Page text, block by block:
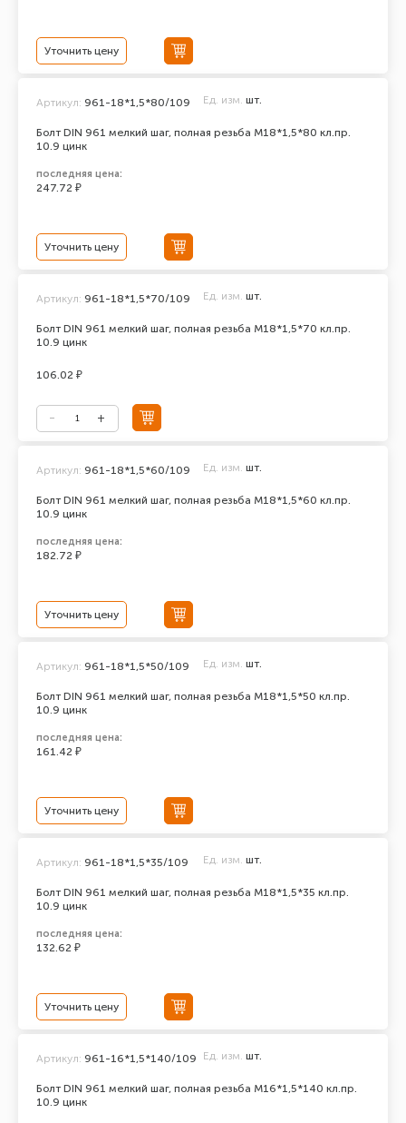
Уточнить цену
Болт DIN 961 мелкий шаг, полная резьба M18*1,5*80 кл.пр.
10.9 цинк
Артикул: 961-18*1,5*80/109 Ед. изм. шт.
последняя цена:
247.72 ₽
Уточнить цену
Болт DIN 961 мелкий шаг, полная резьба M18*1,5*70 кл.пр.
10.9 цинк
Артикул: 961-18*1,5*70/109 Ед. изм. шт.
106.02 ₽
Болт DIN 961 мелкий шаг, полная резьба M18*1,5*60 кл.пр.
10.9 цинк
Артикул: 961-18*1,5*60/109 Ед. изм. шт.
последняя цена:
182.72 ₽
Уточнить цену
Болт DIN 961 мелкий шаг, полная резьба M18*1,5*50 кл.пр.
10.9 цинк
Артикул: 961-18*1,5*50/109 Ед. изм. шт.
последняя цена:
161.42 ₽
Уточнить цену
Болт DIN 961 мелкий шаг, полная резьба M18*1,5*35 кл.пр.
10.9 цинк
Артикул: 961-18*1,5*35/109 Ед. изм. шт.
последняя цена:
132.62 ₽
Уточнить цену
Болт DIN 961 мелкий шаг, полная резьба M16*1,5*140 кл.пр.
10.9 цинк
Артикул: 961-16*1,5*140/109 Ед. изм. шт.